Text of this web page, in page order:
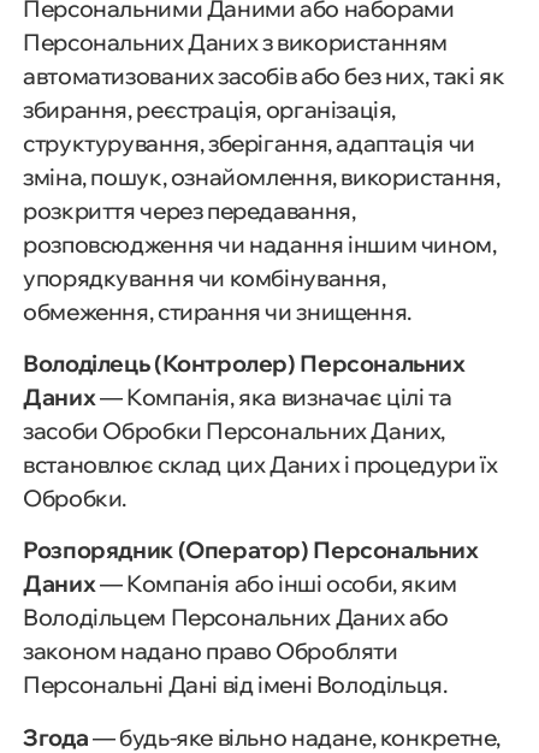
Персональними Даними або наборами
Персональних Даних з використанням
автоматизованих засобів або без них, такі як
збирання, реєстрація, організація,
структурування, зберігання, адаптація чи
зміна, пошук, ознайомлення, використання,
розкриття через передавання,
розповсюдження чи надання іншим чином,
упорядкування чи комбінування,
обмеження, стирання чи знищення.
Володілець (Контролер) Персональних
Даних— Компанія, яка визначає цілі та
засоби Обробки Персональних Даних,
встановлює склад цих Даних і процедури їх
Обробки.
Розпорядник (Оператор) Персональних
Даних— Компанія або інші особи, яким
Володільцем Персональних Даних або
законом надано право Обробляти
Персональні Дані від імені Володільця.
Згода— будь-яке вільно надане, конкретне,